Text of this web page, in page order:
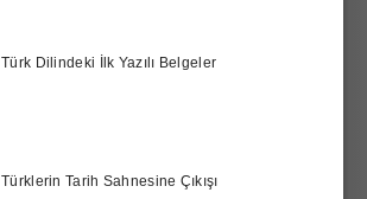
Türk Dilindeki İlk Yazılı Belgeler
Türklerin Tarih Sahnesine Çıkışı